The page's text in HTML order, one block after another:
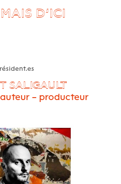
D’ICI
SALIGAULT
– producteur